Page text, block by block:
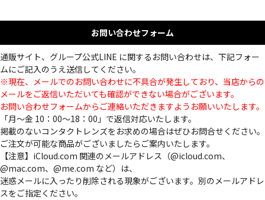
お問い合わせフォーム
通販サイト、グループ公式LINE に関するお問い合わせは、下記フォー
ムにご記入のうえ送信してください。
※現在、メールでのお問い合わせに不具合が発生しており、当店からの
メールをご返信いただいても確認ができない場合がございます。
お問い合わせフォームからご連絡いただきますようお願いいたします。
「月～金 10：00～18：00」で返信対応いたします。
掲載のないコンタクトレンズをお求めの場合はぜひお問合せください。
ご注文が可能な商品がございましたらご案内いたします。
【注意】iCloud.com 関連のメールアドレス（@icloud.com、
@mac.com、@me.com など）は、
迷惑メールに入ったり削除される現象がございます。別のメールアドレ
スをご指定ください。